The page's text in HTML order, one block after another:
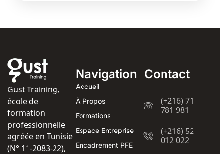
Gust Training,
école de
formation
professionnelle
agréée en Tunisie
(N° 11-2083-22),
Navigation
Accueil
À Propos
Formations
Espace Entreprise
Encadrement PFE
Contact
(+216) 71
781 981
(+216) 52
012 022